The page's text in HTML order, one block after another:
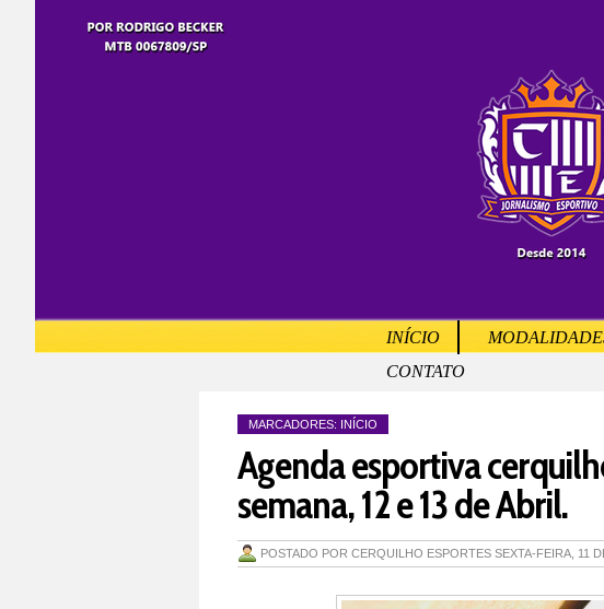
INÍCIO
CONTATO
MARCADORES: INÍCIO
Agenda esportiva
semana, 12 e 13 de Abril.
POSTADO POR CERQUILHO ESPORTES SEXTA-FEIRA, 11